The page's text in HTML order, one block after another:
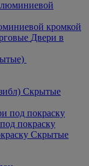
кромкой
Двери в
Скрытые
покраску
Скрытые